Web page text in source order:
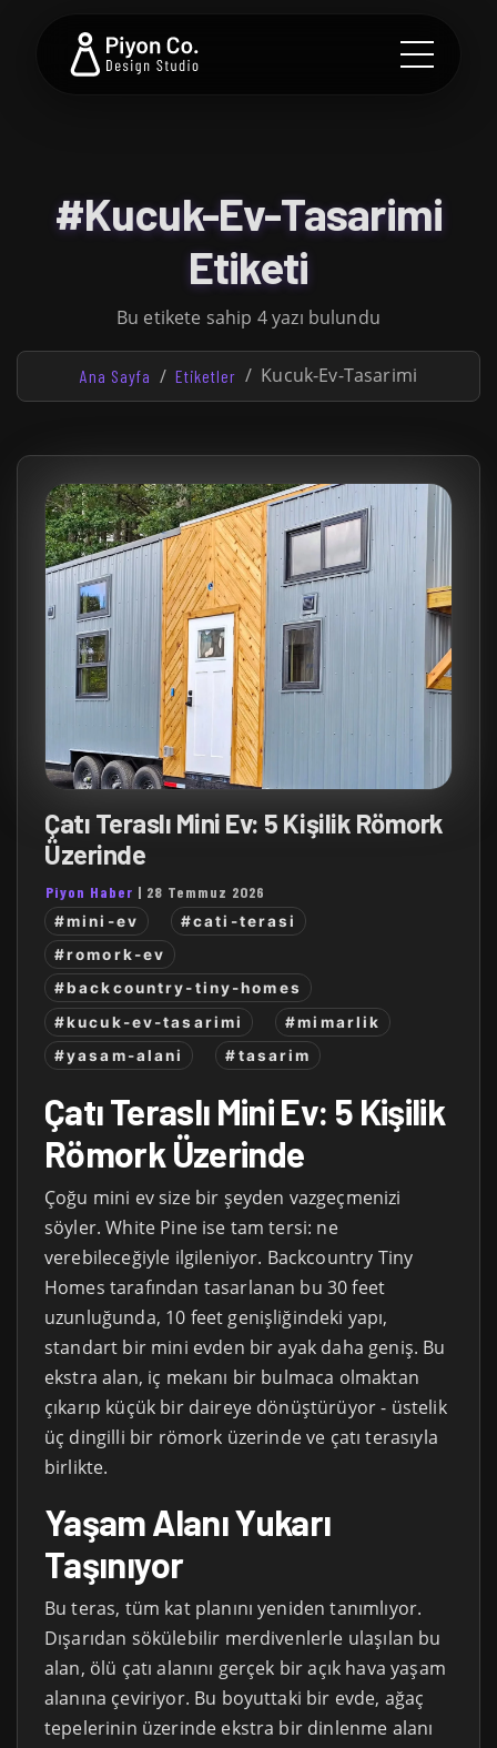
#Kucuk-Ev-Tasarimi
Etiketi
Bu etikete sahip 4 yazı bulundu
Ana Sayfa Etiketler Kucuk-Ev-Tasarimi
Çatı Teraslı Mini Ev: 5 Kişilik Römork
Üzerinde
Piyon Haber | 28 Temmuz 2026
#mini-ev
#cati-terasi
#romork-ev
#backcountry-tiny-homes
#kucuk-ev-tasarimi
#mimarlik
#yasam-alani
#tasarim
Çatı Teraslı Mini Ev: 5 Kişilik
Römork Üzerinde
Çoğu mini ev size bir şeyden vazgeçmenizi
söyler. White Pine ise tam tersi: ne
verebileceğiyle ilgileniyor. Backcountry Tiny
Homes tarafından tasarlanan bu 30 feet
uzunluğunda, 10 feet genişliğindeki yapı,
standart bir mini evden bir ayak daha geniş. Bu
ekstra alan, iç mekanı bir bulmaca olmaktan
çıkarıp küçük bir daireye dönüştürüyor - üstelik
üç dingilli bir römork üzerinde ve çatı terasıyla
birlikte.
Yaşam Alanı Yukarı
Taşınıyor
Bu teras, tüm kat planını yeniden tanımlıyor.
Dışarıdan sökülebilir merdivenlerle ulaşılan bu
alan, ölü çatı alanını gerçek bir açık hava yaşam
alanına çeviriyor. Bu boyuttaki bir evde, ağaç
tepelerinin üzerinde ekstra bir dinlenme alanı